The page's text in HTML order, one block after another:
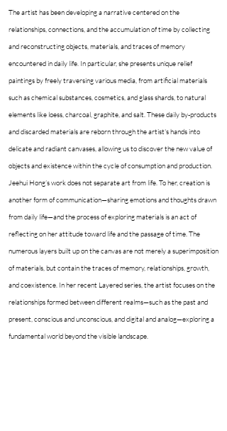
The artist has been developing a narrative centered on the
relationships, connections, and the accumulation of time by collecting
and reconstructing objects, materials, and traces of memory
encountered in daily life. In particular, she presents unique relief
paintings by freely traversing various media, from artificial materials
such as chemical substances, cosmetics, and glass shards, to natural
elements like loess, charcoal, graphite, and salt. These daily by-products
and discarded materials are reborn through the artist's hands into
delicate and radiant canvases, allowing us to discover the new value of
objects and existence within the cycle of consumption and production.
Jeehui Hong’s work does not separate art from life. To her, creation is
another form of communication—sharing emotions and thoughts drawn
from daily life—and the process of exploring materials is an act of
reflecting on her attitude toward life and the passage of time. The
numerous layers built up on the canvas are not merely a superimposition
of materials, but contain the traces of memory, relationships, growth,
and coexistence. In her recent Layered series, the artist focuses on the
relationships formed between different realms—such as the past and
present, conscious and unconscious, and digital and analog—exploring a
fundamental world beyond the visible landscape.